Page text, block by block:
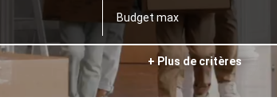
+ Plus de critères